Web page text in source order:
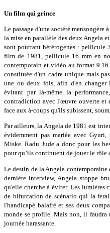
Un film qui grince
Le passage d'une société mensongère
la mise en parallèle des deux Angela
sont pourtant hétérogènes : pellicule
film de 1981, pellicule 16 mm en
contemporain et vidéo au format
constituée d'un cadre unique mais
une ou deux fois, afin d'en
évitant par là-même la
contradiction avec l'œuvre ouverte
face aux à-coups qu'ils subissent,
Par ailleurs, la Angela de 1981 est
évidemment pas mariée avec
Miske. Radu Jude a donc pour les
pour qu’ils continuent de jouer le rôle
Le destin de la Angela
dernière interview, Angela stoppe
qu'elle cherche à éviter. Les lumières
de bifurcation de scénario qui la
l'handicapé balafré et ses deux
monde se profile. Mais non, il faudra
journée harassante.